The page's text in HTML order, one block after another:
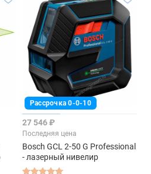
Рассрочка 0-0-10
27 546 ₽
Последняя цена
Bosch GCL 2-50 G Professional
- лазерный нивелир